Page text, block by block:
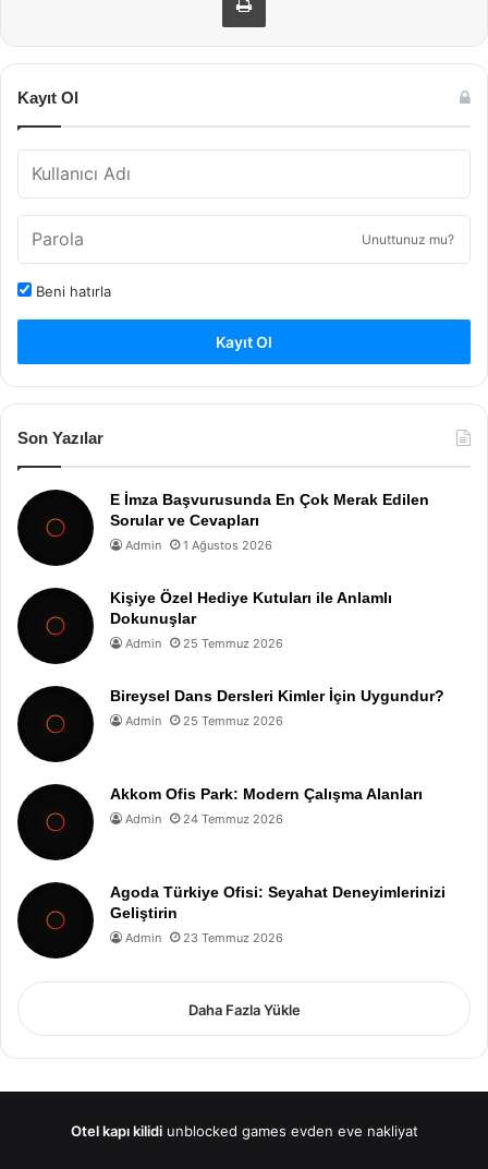
Kayıt Ol
Unuttunuz mu?
Beni hatırla
Kayıt Ol
Son Yazılar
E İmza Başvurusunda En Çok Merak Edilen
Sorular ve Cevapları
Admin 1 Ağustos 2026
Kişiye Özel Hediye Kutuları ile Anlamlı
Dokunuşlar
Admin 25 Temmuz 2026
Bireysel Dans Dersleri Kimler İçin Uygundur?
Admin 25 Temmuz 2026
Akkom Ofis Park: Modern Çalışma Alanları
Admin 24 Temmuz 2026
Agoda Türkiye Ofisi: Seyahat Deneyimlerinizi
Geliştirin
Admin 23 Temmuz 2026
Daha Fazla Yükle
Otel kapı kilidi unblocked games evden eve nakliyat